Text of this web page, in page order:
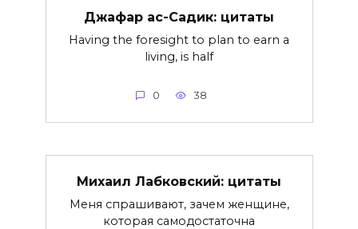
Джафар ас-Садик: цитаты
Having the foresight to plan to earn a
living, is half
0 38
Михаил Лабковский: цитаты
Меня спрашивают, зачем женщине,
которая самодостаточна